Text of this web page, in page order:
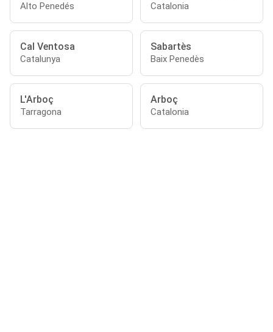
Alto Penedés Catalonia
Cal Ventosa
Catalunya
Sabartès
Baix Penedès
L'Arboç
Tarragona
Arboç
Catalonia